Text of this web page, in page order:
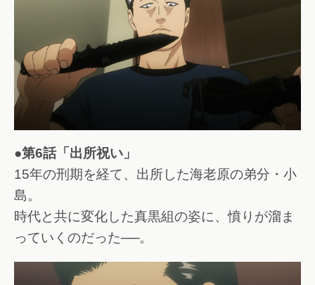
●第6話「出所祝い」
15年の刑期を経て、出所した海老原の弟分・小
島。
時代と共に変化した真黒組の姿に、憤りが溜ま
っていくのだった──。